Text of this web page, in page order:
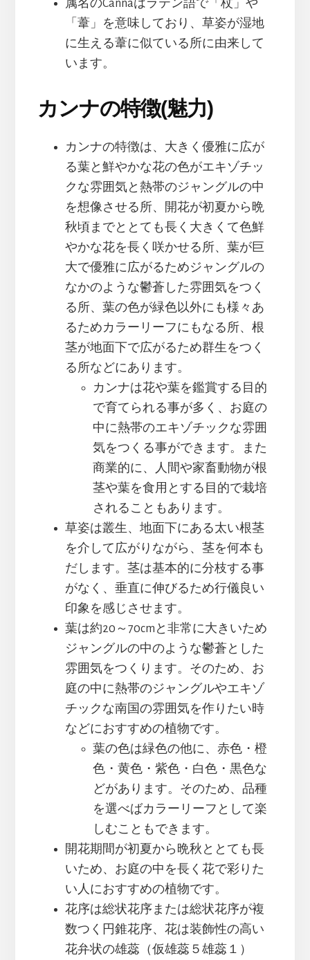
属名のCannaはラテン語で「杖」や
「葦」を意味しており、草姿が湿地
に生える葦に似ている所に由来して
います。
カンナの特徴(魅力)
カンナの特徴は、大きく優雅に広が
る葉と鮮やかな花の色がエキゾチッ
クな雰囲気と熱帯のジャングルの中
を想像させる所、開花が初夏から晩
秋頃までととても長く大きくて色鮮
やかな花を長く咲かせる所、葉が巨
大で優雅に広がるためジャングルの
なかのような鬱蒼した雰囲気をつく
る所、葉の色が緑色以外にも様々あ
るためカラーリーフにもなる所、根
茎が地面下で広がるため群生をつく
る所などにあります。
カンナは花や葉を鑑賞する目的
で育てられる事が多く、お庭の
中に熱帯のエキゾチックな雰囲
気をつくる事ができます。また
商業的に、人間や家畜動物が根
茎や葉を食用とする目的で栽培
されることもあります。
草姿は叢生、地面下にある太い根茎
を介して広がりながら、茎を何本も
だします。茎は基本的に分枝する事
がなく、垂直に伸びるため行儀良い
印象を感じさせます。
葉は約20～70cmと非常に大きいため
ジャングルの中のような鬱蒼とした
雰囲気をつくります。そのため、お
庭の中に熱帯のジャングルやエキゾ
チックな南国の雰囲気を作りたい時
などにおすすめの植物です。
葉の色は緑色の他に、赤色・橙
色・黄色・紫色・白色・黒色な
どがあります。そのため、品種
を選べばカラーリーフとして楽
しむこともできます。
開花期間が初夏から晩秋ととても長
いため、お庭の中を長く花で彩りた
い人におすすめの植物です。
花序は総状花序または総状花序が複
数つく円錐花序、花は装飾性の高い
花弁状の雄蕊（仮雄蕊５雄蕊１）